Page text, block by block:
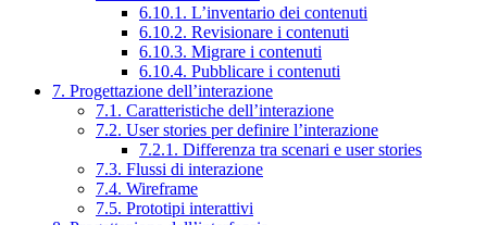
6.10.1. L’inventario dei contenuti
6.10.2. Revisionare i contenuti
6.10.3. Migrare i contenuti
6.10.4. Pubblicare i contenuti
7. Progettazione dell’interazione
7.1. Caratteristiche dell’interazione
7.2. User stories per definire l’interazione
7.2.1. Differenza tra scenari e user stories
7.3. Flussi di interazione
7.4. Wireframe
7.5. Prototipi interattivi